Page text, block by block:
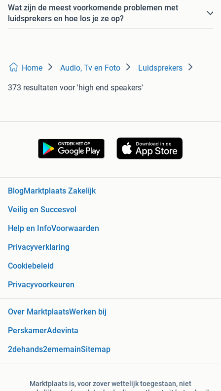
Wat zijn de meest voorkomende problemen met
luidsprekers en hoe los je ze op?
Home Audio, Tv en Foto Luidsprekers
373 resultaten voor 'high end speakers'
Blog Marktplaats Zakelijk
Veilig en Succesvol
Help en InfoVoorwaarden
Privacyverklaring
Cookiebeleid
Privacyvoorkeuren
Over MarktplaatsWerken bij
PerskamerAdevinta
2dehands2ememainSitemap
Marktplaats is, voor zover wettelijk toegestaan, niet